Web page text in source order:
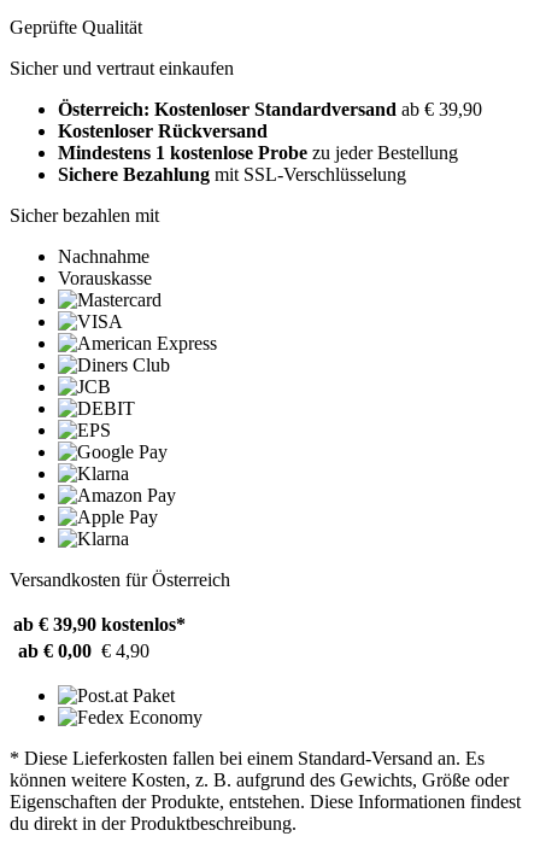
Geprüfte Qualität
Sicher und vertraut einkaufen
Österreich: Kostenloser Standardversand ab € 39,90
Kostenloser Rückversand
Mindestens 1 kostenlose Probe zu jeder Bestellung
Sichere Bezahlung mit SSL-Verschlüsselung
Sicher bezahlen mit
Nachnahme
Vorauskasse
Versandkosten für Österreich
ab € 39,90 kostenlos*
ab € 0,00 € 4,90
* Diese Lieferkosten fallen bei einem Standard-Versand an. Es
können weitere Kosten, z. B. aufgrund des Gewichts, Größe oder
Eigenschaften der Produkte, entstehen. Diese Informationen findest
du direkt in der Produktbeschreibung.